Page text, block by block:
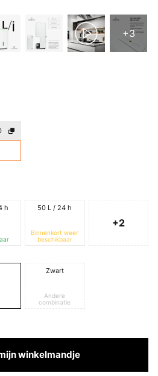
+3
h 50 L / 24 h
Binnenkort weer
beschikbaar
+2
Zwart
Andere
combinatie
winkelmandje